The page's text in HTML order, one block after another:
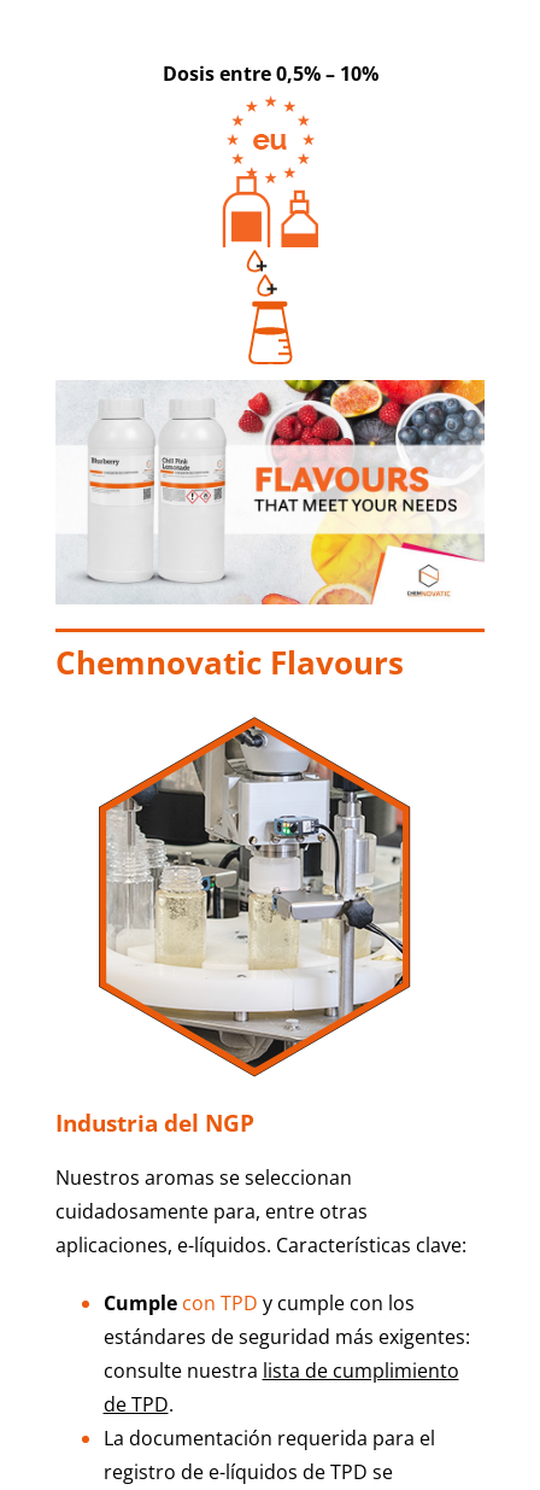
Dosis entre 0,5% – 10%
Chemnovatic Flavours
Industria del NGP
Nuestros aromas se seleccionan
cuidadosamente para, entre otras
aplicaciones, e-líquidos. Características clave:
Cumple con TPD y cumple con los
estándares de seguridad más exigentes:
consulte nuestra lista de cumplimiento
de TPD.
La documentación requerida para el
registro de e-líquidos de TPD se